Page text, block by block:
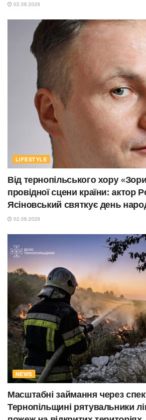
02.08.2026
LIFESTYLE
Від тернопільського хору
провідної сцени країни: актор
Ясіновський святкує день
02.08.2026
NEWS
Масштабні займання через
Тернопільщині рятувальники